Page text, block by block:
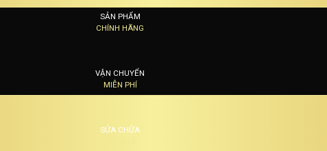
SẢN PHẨM
CHÍNH HÃNG
VẬN CHUYỂN
MIỄN PHÍ
SỬA CHỮA